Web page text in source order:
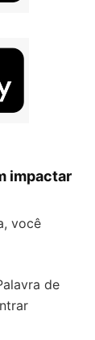
impactar
você
de